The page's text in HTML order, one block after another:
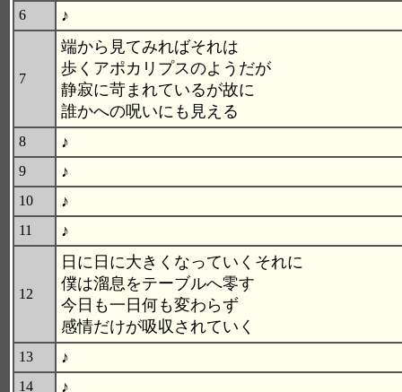
6 ♪
7
端から見てみればそれは
歩くアポカリプスのようだが
静寂に苛まれているが故に
誰かへの呪いにも見える
8 ♪
9 ♪
10 ♪
11 ♪
12
日に日に大きくなっていくそれに
僕は溜息をテーブルへ零す
今日も一日何も変わらず
感情だけが吸収されていく
13 ♪
14 ♪